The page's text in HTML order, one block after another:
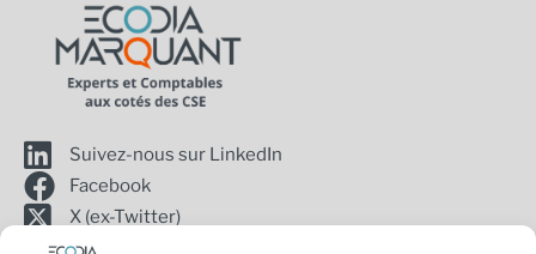
Suivez-nous sur LinkedIn
Facebook
X (ex-Twitter)